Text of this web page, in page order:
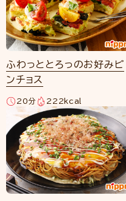
ふわっととろっのお好みピ
ンチョス
20分 222kcal